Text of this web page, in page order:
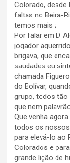
Colorado, desde
faltas no Beira-
temos mais ;
Por falar em
jogador
brigava, que
saudades eu
chamada
do Bolívar,
grupo, todos tão
que nem
Que venha
todos os nossos
para elevá-lo ao
Colorados e
grande lição de